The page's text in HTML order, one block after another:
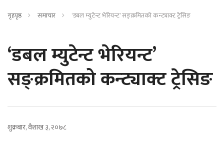
गृहपृष्ठ समाचार ‘डबल म्युटेन्ट भेरियन्ट’ सङ्क्रमितको कन्ट्याक्ट ट्रेसिङ
‘डबल म्युटेन्ट भेरियन्ट’
सङ्क्रमितको कन्ट्याक्ट ट्रेसिङ
शुक्रबार, वैशाख ३, २०७८